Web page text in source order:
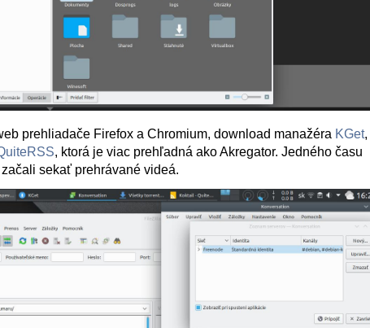
prehliadače Firefox a Chromium, download manažéra KGet,
, ktorá je viac prehľadná ako Akregator. Jedného času
sekať prehrávané videá.